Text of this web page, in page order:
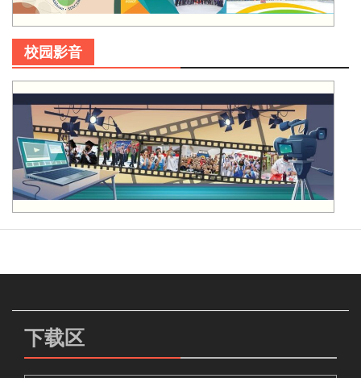
校园影音
下载区